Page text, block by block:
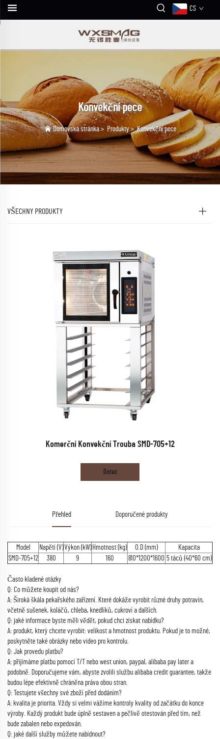
CS
Konvekční pece
Domovská stránka> Produkty>Konvekční pece
VŠECHNY PRODUKTY
Komerční Konvekční Trouba SMD-705+12
Dotaz
Přehled Doporučené produkty
Model Napětí (V)Výkon (kW) Hmotnost (kg) O.D (mm)
Kapacita
SMD-705+12
380 9 160 810*1200*1600 5 táců (40*60 cm)
Často kladené otázky
Q: Co můžete koupit od nás?
A: Široká škála pekařského zařízení. Které dokáže vyrobit různé druhy potravin,
včetně sušenek, koláčů, chleba, knedlíků, cukroví a dalších.
Q: jaké informace byste měli vědět, pokud chci získat nabídku?
A: produkt, který chcete vyrobit: velikost a hmotnost produktu. Pokud je to možné,
poskytněte také obrázky nebo video pro kontrolu.
Q: Jak provedu platbu?
A: přijímáme platbu pomocí T/T nebo west union, paypal, alibaba pay later a
podobně. Doporučujeme vám, abyste zvolili službu alibaba credit guarantee, takže
budou lépe efektivně chráněna práva obou stran.
Q: Testujete všechny své zboží před dodáním?
A: kvalita je priorita. Vždy si velmi vážíme kontroly kvality od začátku do konce
výroby. Každý produkt bude úplně sestaven a pečlivě otestován před tím, než
bude zabalen nebo expedován.
Q: jaké další služby můžete nabídnout?